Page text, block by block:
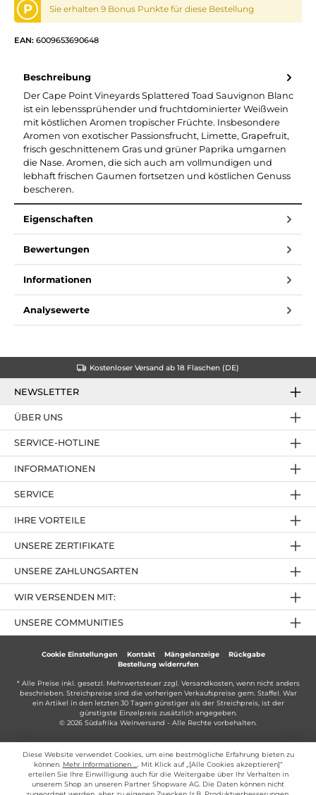
P Sie erhalten 9 Bonus Punkte für diese Bestellung
EAN: 6009653690648
Beschreibung
Der Cape Point Vineyards Splattered Toad Sauvignon Blanc
ist ein lebenssprühender und fruchtdominierter Weißwein
mit köstlichen Aromen tropischer Früchte. Insbesondere
Aromen von exotischer Passionsfrucht, Limette, Grapefruit,
frisch geschnittenem Gras und grüner Paprika umgarnen
die Nase. Aromen, die sich auch am vollmundigen und
lebhaft frischen Gaumen fortsetzen und köstlichen Genuss
bescheren.
Eigenschaften
Bewertungen
Informationen
Analysewerte
Kostenloser Versand ab 18 Flaschen (DE)
NEWSLETTER
SERVICE-HOTLINE
IHRE VORTEILE
UNSERE ZAHLUNGSARTEN
ÜBER UNS
UNSERE ZERTIFIKATE
INFORMATIONEN
SERVICE
UNSERE COMMUNITIES
WIR VERSENDEN MIT:
Cookie Einstellungen Kontakt Mängelanzeige
Rückgabe
Bestellung widerrufen
* Alle Preise inkl. gesetzl. Mehrwertsteuer zzgl. Versandkosten, wenn nicht anders
beschrieben. Streichpreise sind die vorherigen Verkaufspreise gem. Staffel. War
ein Artikel in den letzten 30 Tagen günstiger als der Streichpreis, ist der
günstigste Einzelpreis zusätzlich angegeben.
© 2026 Südafrika Weinversand - Alle Rechte vorbehalten.
Diese Website verwendet Cookies, um eine bestmögliche Erfahrung bieten zu
können. Mehr Informationen ...
. Mit Klick auf „[Alle Cookies akzeptieren]“
erteilen Sie Ihre Einwilligung auch für die Weitergabe über Ihr Verhalten in
unserem Shop an unseren Partner Shopware AG. Die Daten können nicht